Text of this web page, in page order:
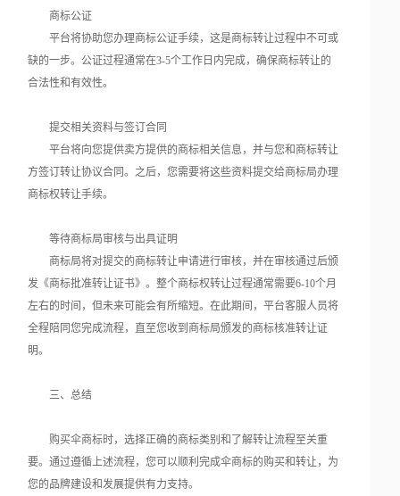
商标公证
平台将协助您办理商标公证手续，这是商标转让过程中不可或
缺的一步。公证过程通常在3-5个工作日内完成，确保商标转让的
合法性和有效性。
提交相关资料与签订合同
平台将向您提供卖方提供的商标相关信息，并与您和商标转让
方签订转让协议合同。之后，您需要将这些资料提交给商标局办理
商标权转让手续。
等待商标局审核与出具证明
商标局将对提交的商标转让申请进行审核，并在审核通过后颁
发《商标批准转让证书》。整个商标权转让过程通常需要6-10个月
左右的时间，但未来可能会有所缩短。在此期间，平台客服人员将
全程陪同您完成流程，直至您收到商标局颁发的商标核准转让证
明。
三、总结
购买伞商标时，选择正确的商标类别和了解转让流程至关重
要。通过遵循上述流程，您可以顺利完成伞商标的购买和转让，为
您的品牌建设和发展提供有力支持。